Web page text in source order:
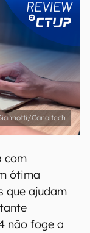
Canaltech
com
ótima
que ajudam
não foge a